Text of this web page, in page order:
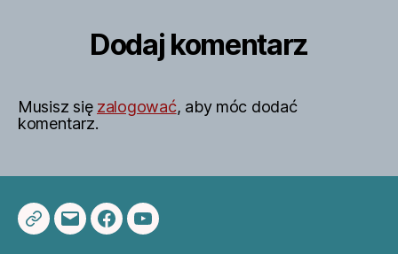
Dodaj komentarz
Musisz się zalogować, aby móc dodać
komentarz.
Multibond.pl
AdresFacebookYouTube